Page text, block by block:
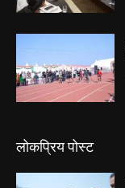
लोकप्रिय पोस्ट